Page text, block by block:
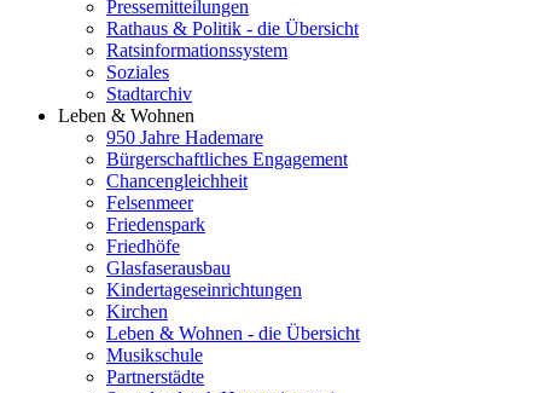
Pressemitteilungen
Rathaus & Politik - die Übersicht
Ratsinformationssystem
Soziales
Stadtarchiv
Leben & Wohnen
950 Jahre Hademare
Bürgerschaftliches Engagement
Chancengleichheit
Felsenmeer
Friedenspark
Friedhöfe
Glasfaserausbau
Kindertageseinrichtungen
Kirchen
Leben & Wohnen - die Übersicht
Musikschule
Partnerstädte